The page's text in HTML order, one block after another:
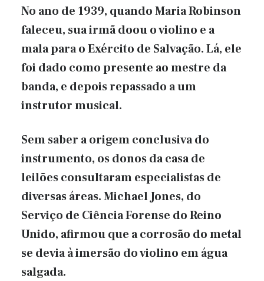
No ano de 1939, quando Maria Robinson
faleceu, sua irmã doou o violino e a
mala para o Exército de Salvação. Lá, ele
foi dado como presente ao mestre da
banda, e depois repassado a um
instrutor musical.
Sem saber a origem conclusiva do
instrumento, os donos da casa de
leilões consultaram especialistas de
diversas áreas. Michael Jones, do
Serviço de Ciência Forense do Reino
Unido, afirmou que a corrosão do metal
se devia à imersão do violino em água
salgada.